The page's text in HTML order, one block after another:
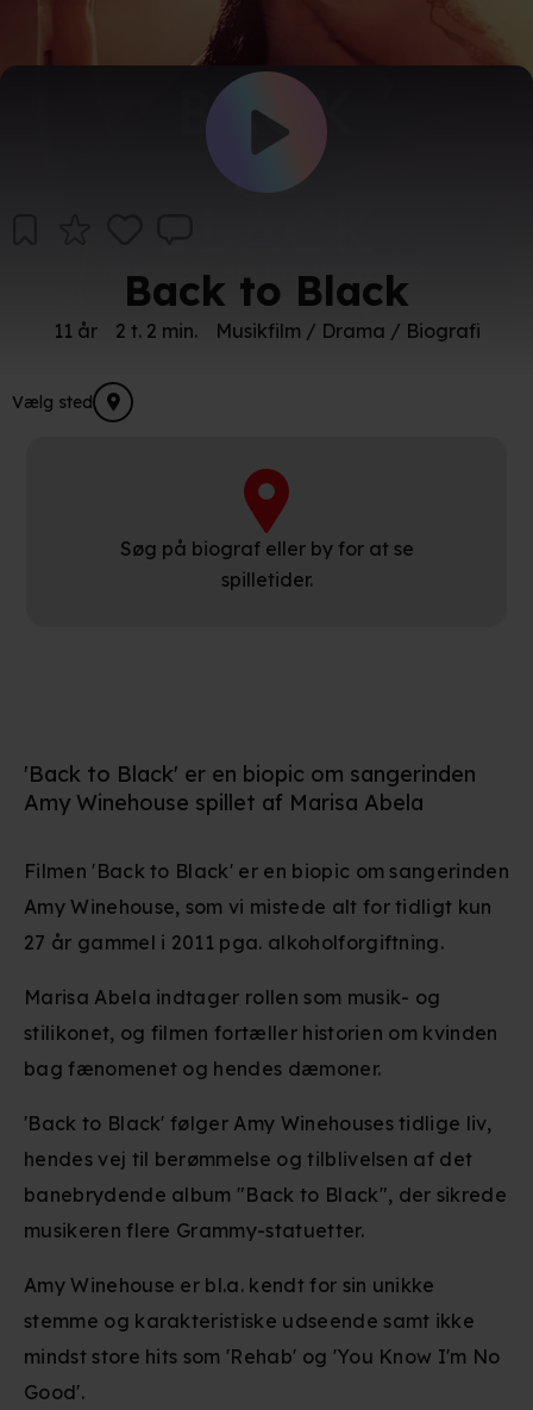
Back to Black
11 år 2 t. 2 min. Musikfilm / Drama / Biografi
Vælg sted
Søg på biograf eller by for at se
spilletider.
'Back to Black' er en biopic om sangerinden
Amy Winehouse spillet af Marisa Abela
Filmen 'Back to Black' er en biopic om sangerinden
Amy Winehouse, som vi mistede alt for tidligt kun
27 år gammel i 2011 pga. alkoholforgiftning.
Marisa Abela indtager rollen som musik- og
stilikonet, og filmen fortæller historien om kvinden
bag fænomenet og hendes dæmoner.
'Back to Black' følger Amy Winehouses tidlige liv,
hendes vej til berømmelse og tilblivelsen af det
banebrydende album "Back to Black", der sikrede
musikeren flere Grammy-statuetter.
Amy Winehouse er bl.a. kendt for sin unikke
stemme og karakteristiske udseende samt ikke
mindst store hits som 'Rehab' og 'You Know I'm No
Good'.